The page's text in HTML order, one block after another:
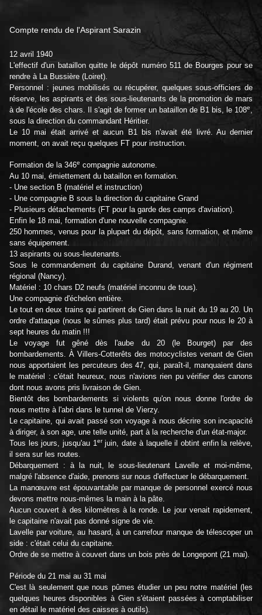
Compte rendu de l'Aspirant Sarazin
12 avril 1940
L'effectif d'un bataillon quitte le dépôt numéro 511 de Bourges pour se
rendre à La Bussière (Loiret).
Personnel : jeunes mobilisés ou récupérer, quelques sous-officiers de
réserve, les aspirants et des sous-lieutenants de la promotion de mars
à de l'école des chars. Il s'agit de former un bataillon de B1 bis, le 108e,
sous la direction du commandant Héritier.
Le 10 mai était arrivé et aucun B1 bis n'avait été livré. Au dernier
moment, on avait reçu quelques FT pour instruction.
Formation de la 346e compagnie autonome.
Au 10 mai, émiettement du bataillon en formation.
- Une section B (matériel et instruction)
- Une compagnie B sous la direction du capitaine Grand
- Plusieurs détachements (FT pour la garde des camps d'aviation).
Enfin le 18 mai, formation d'une nouvelle compagnie.
250 hommes, venus pour la plupart du dépôt, sans formation, et même
sans équipement.
13 aspirants ou sous-lieutenants.
Sous le commandement du capitaine Durand, venant d'un régiment
régional (Nancy).
Matériel : 10 chars D2 neufs (matériel inconnu de tous).
Une compagnie d'échelon entière.
Le tout en deux trains qui partirent de Gien dans la nuit du 19 au 20. Un
ordre d'attaque (nous le sûmes plus tard) était prévu pour nous le 20 à
sept heures du matin !!!
Le voyage fut gêné dès l'aube du 20 (le Bourget) par des
bombardements. À Villers-Cotterêts des motocyclistes venant de Gien
nous apportaient les percuteurs des 47, qui, paraît-il, manquaient dans
le matériel : c'était heureux, nous n'avions rien pu vérifier des canons
dont nous avons pris livraison de Gien.
Bientôt des bombardements si violents qu'on nous donne l'ordre de
nous mettre à l'abri dans le tunnel de Vierzy.
Le capitaine, qui avait passé son voyage à nous décrire son incapacité
à diriger, à son age, une telle unité, part à la recherche d'un état-major.
Tous les jours, jusqu'au 1erjuin, date à laquelle il obtint enfin la relève,
il sera sur les routes.
Débarquement : à la nuit, le sous-lieutenant Lavelle et moi-même,
malgré l'absence d'aide, prenons sur nous d'effectuer le débarquement.
La manœuvre est épouvantable par manque de personnel exercé nous
devons mettre nous-mêmes la main à la pâte.
Aucun couvert à des kilomètres à la ronde. Le jour venait rapidement,
le capitaine n'avait pas donné signe de vie.
Lavelle par voiture, au hasard, à un carrefour manque de télescoper un
side : c'était celui du capitaine.
Ordre de se mettre à couvert dans un bois près de Longepont (21 mai).
Période du 21 mai au 31 mai
C'est là seulement que nous pûmes étudier un peu notre matériel (les
quelques heures disponibles à Gien s'étaient passées à comptabiliser
en détail le matériel des caisses à outils).